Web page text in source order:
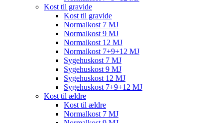
Kost til gravide
Kost til gravide
Normalkost 7 MJ
Normalkost 9 MJ
Normalkost 12 MJ
Normalkost 7+9+12 MJ
Sygehuskost 7 MJ
Sygehuskost 9 MJ
Sygehuskost 12 MJ
Sygehuskost 7+9+12 MJ
Kost til ældre
Kost til ældre
Normalkost 7 MJ